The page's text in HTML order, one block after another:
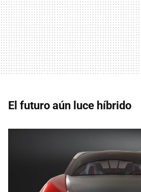
El futuro aún luce híbrido